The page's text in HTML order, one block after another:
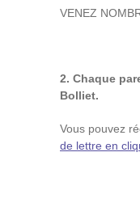
VENEZ
2. Chaque
Bolliet.
Vous pouvez
de lettre en